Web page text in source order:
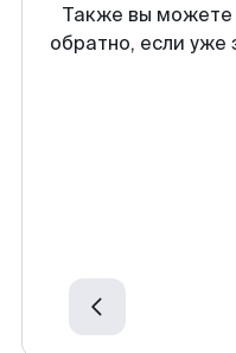
Также вы можете
обратно, если уже